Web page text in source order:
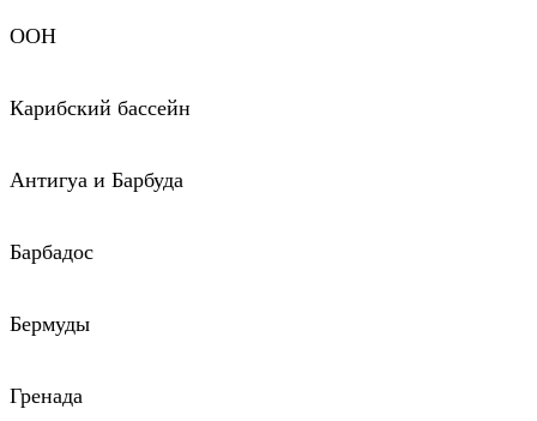
ООН
Карибский бассейн
Антигуа и Барбуда
Барбадос
Бермуды
Гренада